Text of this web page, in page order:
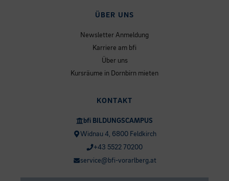
ÜBER UNS
Newsletter Anmeldung
Karriere am bfi
Über uns
Kursräume in Dornbirn mieten
KONTAKT
bfi BILDUNGSCAMPUS
Widnau 4, 6800 Feldkirch
+43 5522 70200
service@bfi-vorarlberg.at